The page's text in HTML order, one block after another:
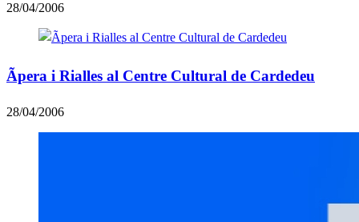
28/04/2006
Ãpera i Rialles al Centre Cultural de Cardedeu
28/04/2006